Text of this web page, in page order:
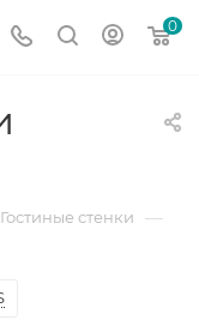
0
Гостиные стенки —